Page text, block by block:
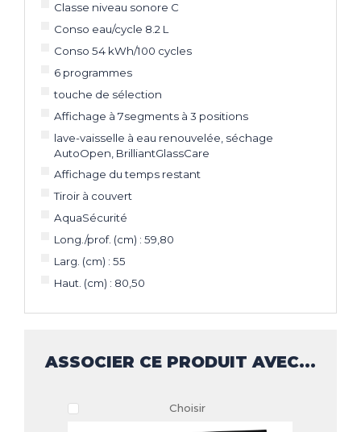
Classe niveau sonore C
Conso eau/cycle 8.2 L
Conso 54 kWh/100 cycles
6 programmes
touche de sélection
Affichage à 7segments à 3 positions
lave-vaisselle à eau renouvelée, séchage
AutoOpen, BrilliantGlassCare
Affichage du temps restant
Tiroir à couvert
AquaSécurité
Long./prof. (cm) : 59,80
Larg. (cm) : 55
Haut. (cm) : 80,50
ASSOCIER CE PRODUIT AVEC...
Choisir